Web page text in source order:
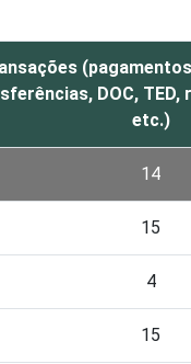
DOC, TED,
etc.)
14
15
4
15